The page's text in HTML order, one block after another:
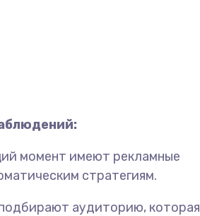
момент имеют рекламные
стратегиям.
аудиторию, которая